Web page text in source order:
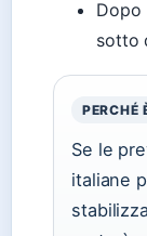
Dopo
sotto
PERCHÉ
Se le
italiane